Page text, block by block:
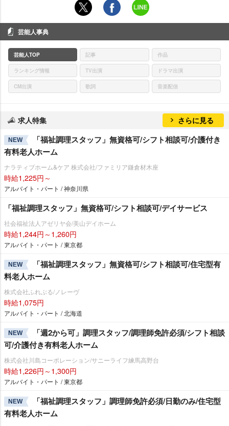
芸能人事典
芸能人TOP 記事 作品
ランキング情報 TV出演 ドラマ出演
CM出演 歌詞 音楽配信
求人特集 さらに見る
NEW
「福祉調理スタッフ」無資格可/シフト相談可/介護付き
有料老人ホーム
ナラティブホーム&ケア 株式会社/ファミリア鎌倉材木座
時給1,225円～
アルバイト・パート / 神奈川県
「福祉調理スタッフ」無資格可/シフト相談可/デイサービス
社会福祉法人アゼリヤ会/美山デイホーム
時給1,244円～1,260円
アルバイト・パート / 東京都
NEW
「福祉調理スタッフ」無資格可/シフト相談可/住宅型有
料老人ホーム
株式会社ふれぶる/ノレーヴ
時給1,075円
アルバイト・パート / 北海道
NEW
「週2から可」調理スタッフ/調理師免許必須/シフト相談
可/介護付き有料老人ホーム
株式会社川島コーポレーション/サニーライフ練馬高野台
時給1,226円～1,300円
アルバイト・パート / 東京都
NEW
「福祉調理スタッフ」調理師免許必須/日勤のみ/住宅型
有料老人ホーム